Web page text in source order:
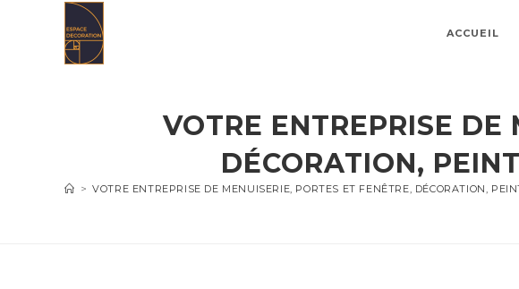
ACCUEIL
VOTRE ENTREPRISE DE
DÉCORATION,
> VOTRE ENTREPRISE DE MENUISERIE, PORTES ET FENÊTRE, DÉCORATION,